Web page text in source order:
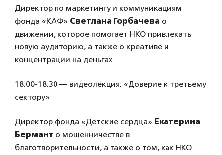
Директор по маркетингу и коммуникациям
фонда «КАФ» Светлана Горбачева о
движении, которое помогает НКО привлекать
новую аудиторию, а также о креативе и
концентрации на деньгах.
18.00-18.30 — видеолекция: «Доверие к третьему
сектору»
Директор фонда «Детские сердца» Екатерина
Бермант о мошенничестве в
благотворительности, а также о том, как НКО